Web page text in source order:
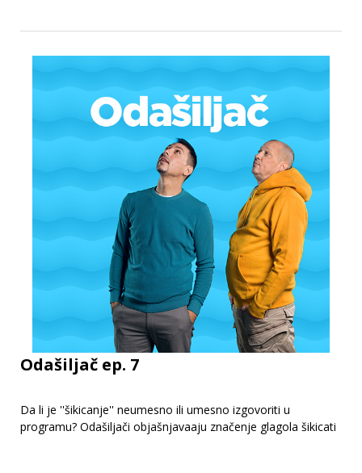
Odašiljač ep. 7
Da li je ''šikicanje'' neumesno ili umesno izgovoriti u
programu? Odašiljači objašnjavaaju značenje glagola šikicati